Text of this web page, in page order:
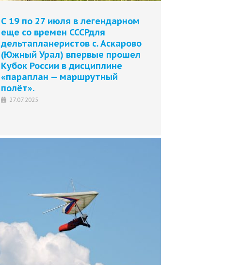
С 19 по 27 июля в легендарном
еще со времен СССРдля
дельтапланеристов с. Аскарово
(Южный Урал) впервые прошел
Кубок России в дисциплине
«параплан — маршрутный
полёт».
27.07.2025